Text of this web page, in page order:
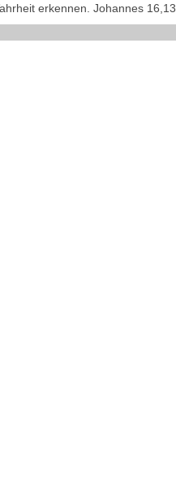
erkennen. Johannes 16,13